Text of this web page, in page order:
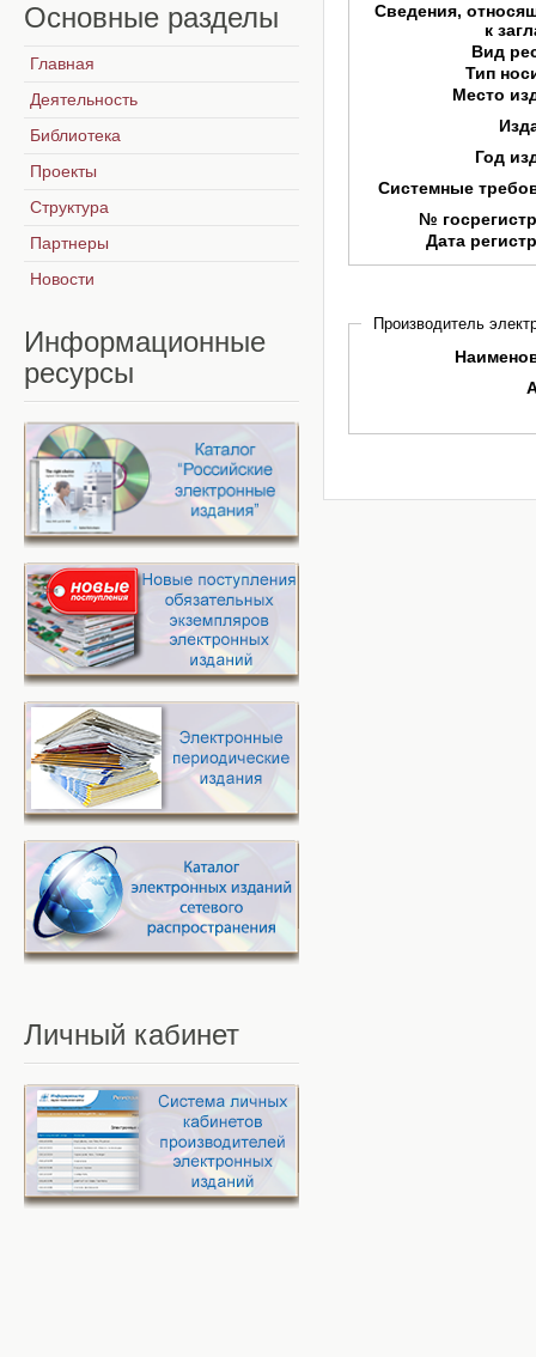
Сведения,
к
Вид
Тип
Место
Год
Системные
№
Дата
Производитель
Основные разделы
Главная
Деятельность
Библиотека
Проекты
Структура
Партнеры
Новости
Информационные
ресурсы
Личный кабинет